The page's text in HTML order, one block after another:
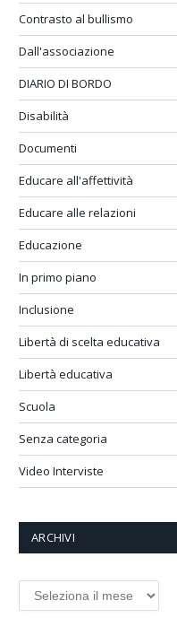
Contrasto al bullismo
Dall'associazione
DIARIO DI BORDO
Disabilità
Documenti
Educare all'affettività
Educare alle relazioni
Educazione
In primo piano
Inclusione
Libertà di scelta educativa
Libertà educativa
Scuola
Senza categoria
Video Interviste
ARCHIVI
Archivi